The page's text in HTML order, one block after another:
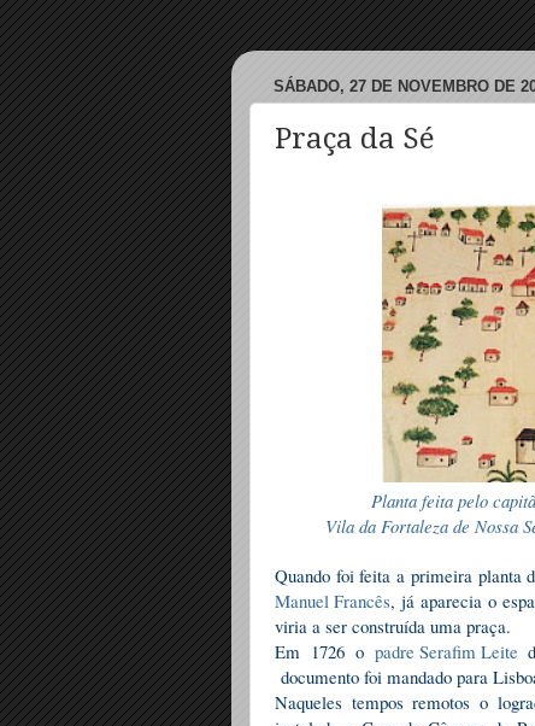
SÁBADO, 27 DE NOVEMBRO DE
Praça da Sé
Planta feita pelo
Vila da Fortaleza de Nossa
Quando foi feita a primeira planta
Manuel Francês, já aparecia o
viria a ser construída uma praça.
Em 1726 o padre Serafim Leite
documento foi mandado para
Naqueles tempos remotos o